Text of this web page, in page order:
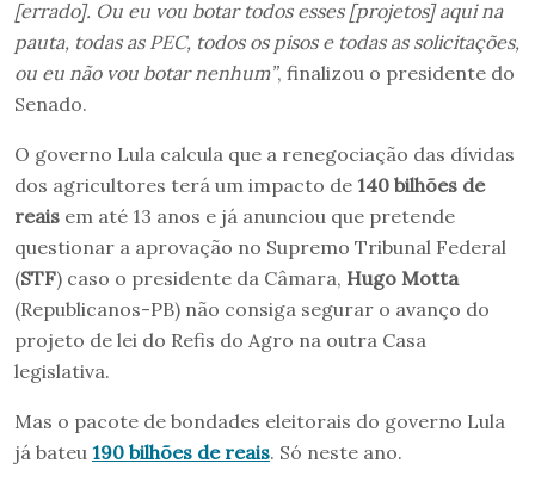
[errado]. Ou eu vou botar todos esses [projetos] aqui na
pauta, todas as PEC, todos os pisos e todas as solicitações,
ou eu não vou botar nenhum”, finalizou o presidente do
Senado.
O governo Lula calcula que a renegociação das dívidas
dos agricultores terá um impacto de 140 bilhões de
reais em até 13 anos e já anunciou que pretende
questionar a aprovação no Supremo Tribunal Federal
(STF) caso o presidente da Câmara, Hugo Motta
(Republicanos-PB) não consiga segurar o avanço do
projeto de lei do Refis do Agro na outra Casa
legislativa.
Mas o pacote de bondades eleitorais do governo Lula
já bateu 190 bilhões de reais. Só neste ano.